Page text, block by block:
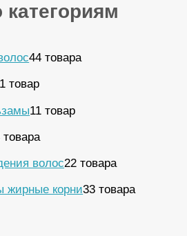
44 товара
1 товар
11 товар
товара
волос22 товара
жирные корни33 товара